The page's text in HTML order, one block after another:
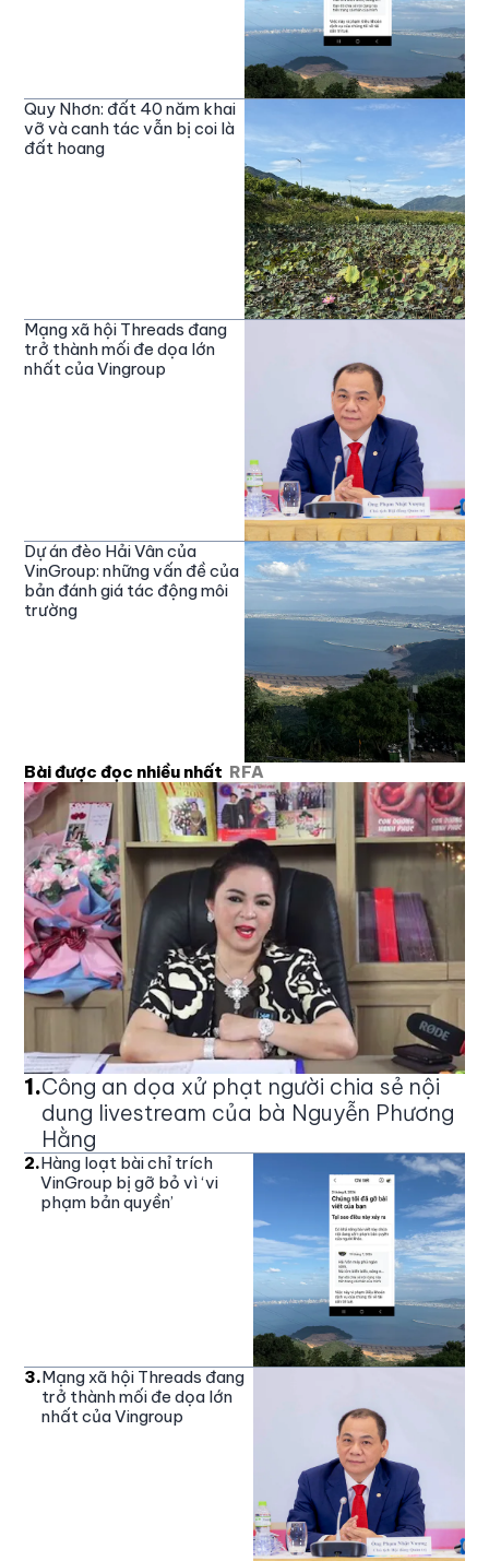
Quy Nhơn: đất 40 năm khai
vỡ và canh tác vẫn bị coi là
đất hoang
Mạng xã hội Threads đang
trở thành mối đe dọa lớn
nhất của Vingroup
Dự án đèo Hải Vân của
VinGroup: những vấn đề của
bản đánh giá tác động môi
trường
Bài được đọc nhiều nhất RFA
1.Công an dọa xử phạt người chia sẻ nội
dung livestream của bà Nguyễn Phương
Hằng
2.Hàng loạt bài chỉ trích
VinGroup bị gỡ bỏ vì ‘vi
phạm bản quyền’
3.Mạng xã hội Threads đang
trở thành mối đe dọa lớn
nhất của Vingroup